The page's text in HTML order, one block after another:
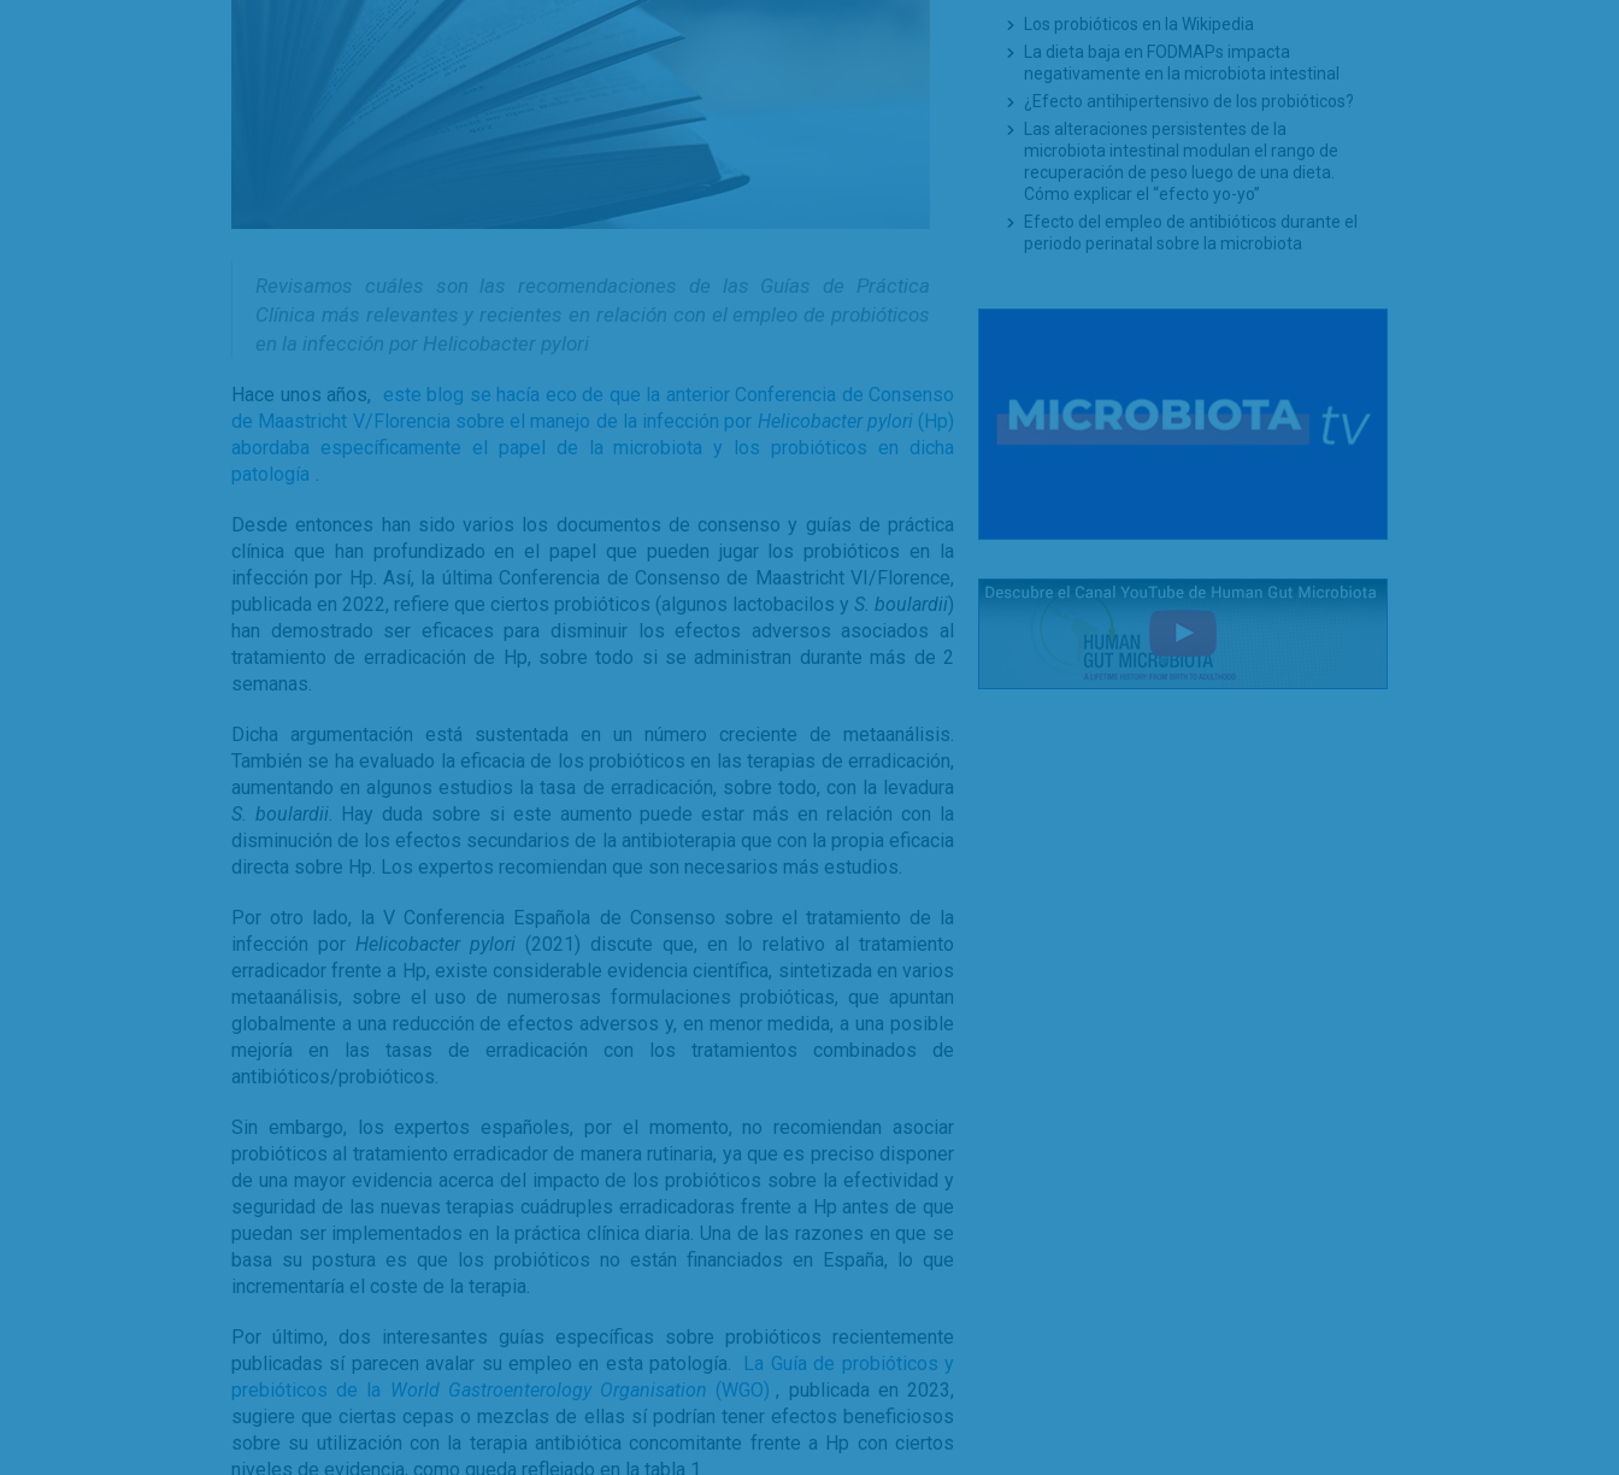
Revisamos cuáles son las recomendaciones de las Guías de Práctica
Clínica más relevantes y recientes en relación con el empleo de probióticos
en la infección por Helicobacter pylori
Hace unos años,
este blog se hacía eco de que la anterior Conferencia de Consenso
de Maastricht V/Florencia sobre el manejo de la infección por Helicobacter pylori(Hp)
abordaba específicamente el papel de la microbiota y los probióticos en dicha
patología .
Desde entonces han sido varios los documentos de consenso y guías de práctica
clínica que han profundizado en el papel que pueden jugar los probióticos en la
infección por Hp. Así, la última Conferencia de Consenso de Maastricht VI/Florence,
publicada en 2022, refiere que ciertos probióticos (algunos lactobacilos y S. boulardii)
han demostrado ser eficaces para disminuir los efectos adversos asociados al
tratamiento de erradicación de Hp, sobre todo si se administran durante más de 2
semanas.
Dicha argumentación está sustentada en un número creciente de metaanálisis.
También se ha evaluado la eficacia de los probióticos en las terapias de erradicación,
aumentando en algunos estudios la tasa de erradicación, sobre todo, con la levadura
S. boulardii. Hay duda sobre si este aumento puede estar más en relación con la
disminución de los efectos secundarios de la antibioterapia que con la propia eficacia
directa sobre Hp. Los expertos recomiendan que son necesarios más estudios.
Por otro lado, la V Conferencia Española de Consenso sobre el tratamiento de la
infección por Helicobacter pylori (2021) discute que, en lo relativo al tratamiento
erradicador frente a Hp, existe considerable evidencia científica, sintetizada en varios
metaanálisis, sobre el uso de numerosas formulaciones probióticas, que apuntan
globalmente a una reducción de efectos adversos y, en menor medida, a una posible
mejoría en las tasas de erradicación con los tratamientos combinados de
antibióticos/probióticos.
Sin embargo, los expertos españoles, por el momento, no recomiendan asociar
probióticos al tratamiento erradicador de manera rutinaria, ya que es preciso disponer
de una mayor evidencia acerca del impacto de los probióticos sobre la efectividad y
seguridad de las nuevas terapias cuádruples erradicadoras frente a Hp antes de que
puedan ser implementados en la práctica clínica diaria. Una de las razones en que se
basa su postura es que los probióticos no están financiados en España, lo que
incrementaría el coste de la terapia.
Por último, dos interesantes guías específicas sobre probióticos recientemente
publicadas sí parecen avalar su empleo en esta patología.
La Guía de probióticos y
prebióticos de la World Gastroenterology Organisation (WGO) , publicada en 2023,
sugiere que ciertas cepas o mezclas de ellas sí podrían tener efectos beneficiosos
sobre su utilización con la terapia antibiótica concomitante frente a Hp con ciertos
niveles de evidencia, como queda reflejado en la tabla 1.
Los probióticos en la Wikipedia
La dieta baja en FODMAPs impacta
negativamente en la microbiota intestinal
¿Efecto antihipertensivo de los probióticos?
Las alteraciones persistentes de la
microbiota intestinal modulan el rango de
recuperación de peso luego de una dieta.
Cómo explicar el “efecto yo-yo”
Efecto del empleo de antibióticos durante el
periodo perinatal sobre la microbiota